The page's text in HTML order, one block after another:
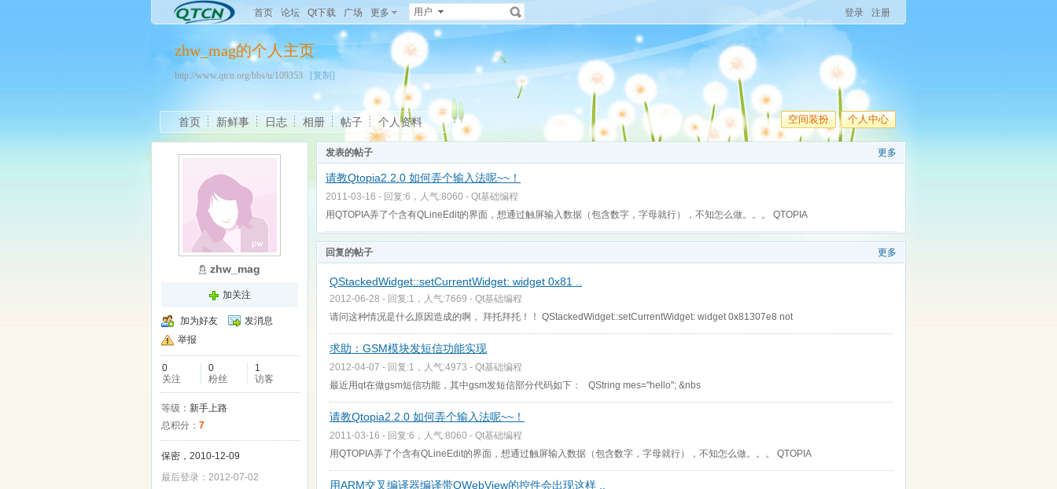
首页 论坛 Qt下载 广场 更多 用户 登录 注册
zhw_mag的个人主页
http://www.qtcn.org/bbs/u/109353 [复制]
空间装扮 个人中心
首页 新鲜事 日志 相册 帖子 个人资料
zhw_mag
加关注
加为好友
发消息
举报
0
关注
0
粉丝
1
访客
等级： 新手上路
总积分： 7
保密，2010-12-09
最后登录：2012-07-02
更多
发表的帖子
请教Qtopia2.2.0 如何弄个输入法呢~~！
2011-03-16 - 回复:6，人气:8060 - Qt基础编程
用QTOPIA弄了个含有QLineEdit的界面，想通过触屏输入数据（包含数字，字母就行），不知怎么做。。。 QTOPIA
更多
回复的帖子
QStackedWidget::setCurrentWidget: widget 0x81 ..
2012-06-28 - 回复:1，人气:7669 - Qt基础编程
请问这种情况是什么原因造成的啊， 拜托拜托！！ QStackedWidget::setCurrentWidget: widget 0x81307e8 not
求助：GSM模块发短信功能实现
2012-04-07 - 回复:1，人气:4973 - Qt基础编程
最近用qt在做gsm短信功能，其中gsm发短信部分代码如下： QString mes="hello"; &nbs
请教Qtopia2.2.0 如何弄个输入法呢~~！
2011-03-16 - 回复:6，人气:8060 - Qt基础编程
用QTOPIA弄了个含有QLineEdit的界面，想通过触屏输入数据（包含数字，字母就行），不知怎么做。。。 QTOPIA
用ARM交叉编译器编译带QWebView的控件会出现这样 ..